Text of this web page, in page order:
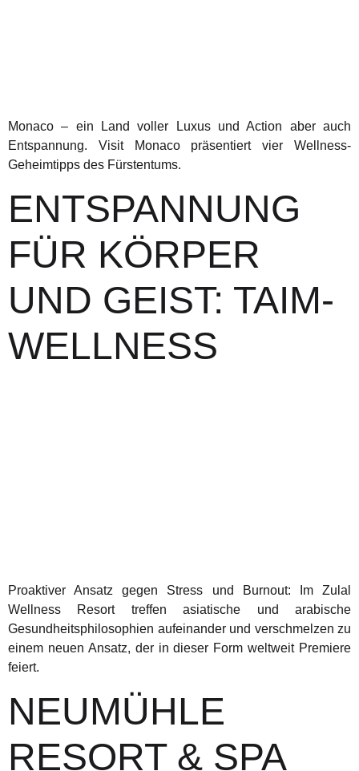
Monaco – ein Land voller Luxus und Action aber auch
Entspannung. Visit Monaco präsentiert vier Wellness-
Geheimtipps des Fürstentums.
ENTSPANNUNG
FÜR KÖRPER
UND GEIST: TAIM-
WELLNESS
Proaktiver Ansatz gegen Stress und Burnout: Im Zulal
Wellness Resort treffen asiatische und arabische
Gesundheitsphilosophien aufeinander und verschmelzen zu
einem neuen Ansatz, der in dieser Form weltweit Premiere
feiert.
NEUMÜHLE
RESORT & SPA